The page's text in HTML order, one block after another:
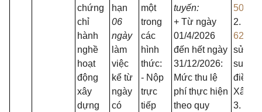
chứng
chỉ
hành
nghề
hoạt
động
xây
dựng
hạn
06
ngày
làm
việc
kể từ
ngày
có
một
trong
các
hình
thức:
- Nộp
trực
tiếp
tuyến:
+ Từ ngày
01/4/2026
đến hết ngày
31/12/2026:
Mức thu lệ
phí thực hiện
theo quy
50/
2.
62/
sửa
sung
điều
Xây
3.